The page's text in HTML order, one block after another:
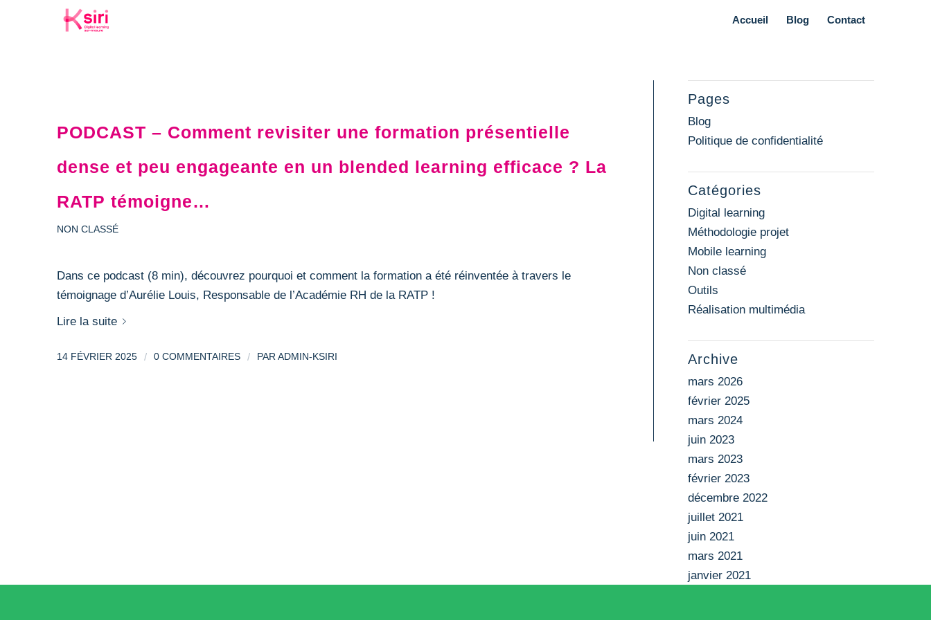
Accueil Blog Contact
PODCAST – Comment revisiter une formation présentielle
dense et peu engageante en un blended learning efficace ? La
RATP témoigne…
NON CLASSÉ
Dans ce podcast (8 min), découvrez pourquoi et comment la formation a été réinventée à travers le
témoignage d’Aurélie Louis, Responsable de l’Académie RH de la RATP !
Lire la suite
14 FÉVRIER 2025 / 0 COMMENTAIRES / PAR ADMIN-KSIRI
Pages
Blog
Politique de confidentialité
Catégories
Digital learning
Méthodologie projet
Mobile learning
Non classé
Outils
Réalisation multimédia
Archive
mars 2026
février 2025
mars 2024
juin 2023
mars 2023
février 2023
décembre 2022
juillet 2021
juin 2021
mars 2021
janvier 2021